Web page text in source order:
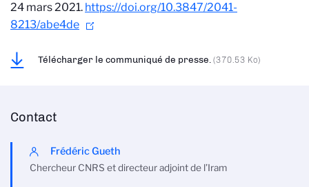
24 mars 2021. https://doi.org/10.3847/2041-
8213/abe4de
Télécharger le communiqué de presse. (370.53 Ko)
Contact
Frédéric Gueth
Chercheur CNRS et directeur adjoint de l’Iram